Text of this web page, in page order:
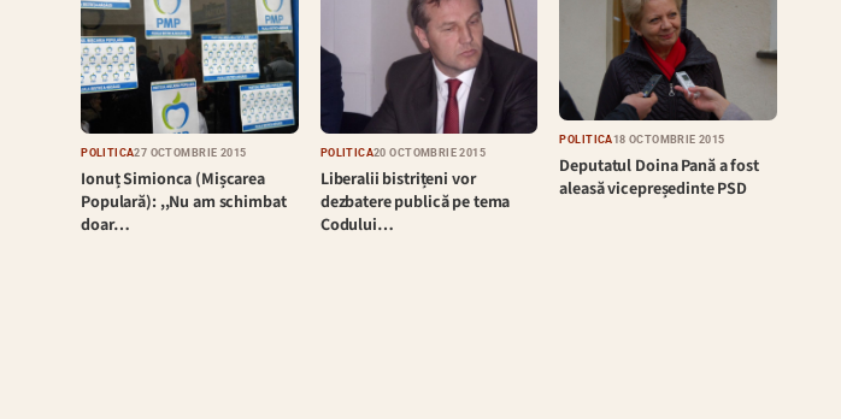
POLITICĂ27 OCTOMBRIE 2015
Ionuț Simionca (Mișcarea
Populară): ,,Nu am schimbat
doar…
POLITICĂ20 OCTOMBRIE 2015
Liberalii bistrițeni vor
dezbatere publică pe tema
Codului…
POLITICĂ18 OCTOMBRIE 2015
Deputatul Doina Pană a fost
aleasă vicepreședinte PSD